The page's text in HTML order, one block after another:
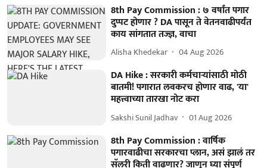
8th Pay Commission : ७ वर्षांत पगार
दुप्पट होणार ? DA पासून ते वेतनवाढीपर्यंत
काय सांगतात तज्ज्ञ, वाचा
Alisha Khedekar 04 Aug 2026
DA Hike : सरकारी कर्मचाऱ्यांसाठी मोठी
बातमी! पगारात लवकरच होणार वाढ, 'या'
महत्त्वाच्या तारखा नोट करा
Sakshi Sunil Jadhav 01 Aug 2026
8th Pay Commission : वार्षिक
पगारवाढीचा सरकारचा प्लान, असं झालं तर
सॅलरी किती वाढणार? जाणून घ्या संपूर्ण